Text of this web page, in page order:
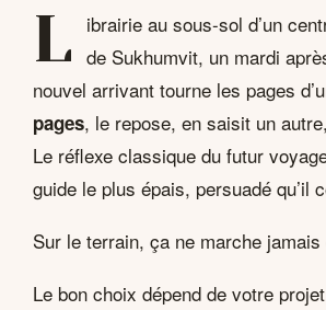
L ibrairie au sous-sol d’un
de Sukhumvit, un mardi
nouvel arrivant tourne les pages
pages, le repose, en saisit un
Le réflexe classique du futur
guide le plus épais, persuadé qu’il
Sur le terrain, ça ne marche
Le bon choix dépend de votre